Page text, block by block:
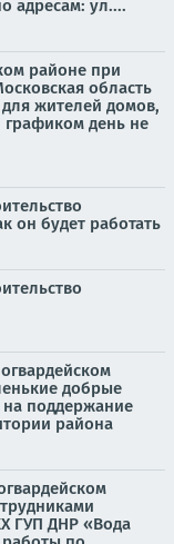
адресам: ул....
районе при
область
жителей домов,
графиком день не
он будет работать
добрые
на поддержание
района
ГУП ДНР «Вода